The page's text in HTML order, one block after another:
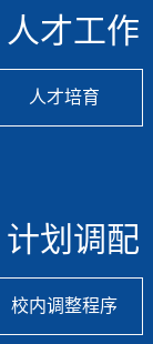
人才工作
人才培育
计划调配
校内调整程序